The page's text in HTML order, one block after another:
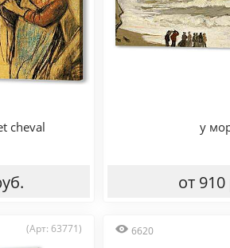
cheval у
от 910
(Арт: 63771) 6620